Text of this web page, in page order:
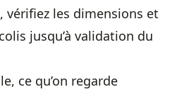
vérifiez les dimensions et
jusqu’à validation du
ce qu’on regarde